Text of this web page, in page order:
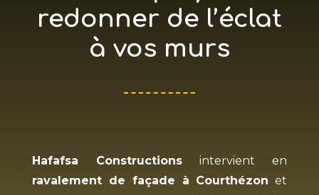
redonner de l’éclat
à vos murs
Hafafsa Constructionsintervient en
ravalement de façade à Courthézon et